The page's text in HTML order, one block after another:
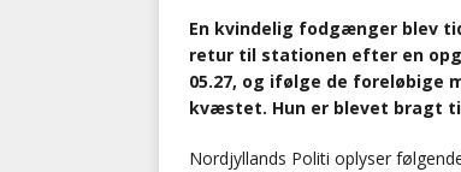
En kvindelig fodgænger blev
retur til stationen efter en
05.27, og ifølge de foreløbige
kvæstet. Hun er blevet bragt
Nordjyllands Politi oplyser